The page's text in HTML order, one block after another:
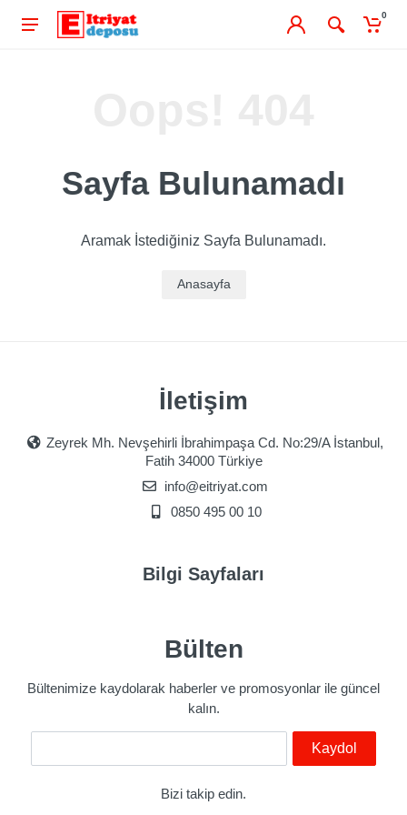
0
Sayfa Bulunamadı
Aramak İstediğiniz Sayfa Bulunamadı.
Anasayfa
İletişim
Zeyrek Mh. Nevşehirli İbrahimpaşa Cd. No:29/A İstanbul,
Fatih 34000 Türkiye
info@eitriyat.com
0850 495 00 10
Bilgi Sayfaları
Bülten
Bültenimize kaydolarak haberler ve promosyonlar ile güncel
kalın.
Kaydol
Bizi takip edin.